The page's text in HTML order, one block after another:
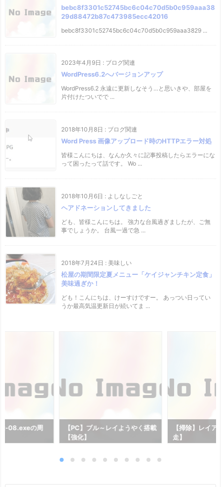
bebc8f3301c52745bc6c04c70d5b0c959aaa38
29d88472b87c473985ecc42016
bebc8f3301c52745bc6c04c70d5b0c959aaa3829 ...
2023年4月9日 : ブログ関連
WordPress6.2へバージョンアップ
WordPress6.2 永遠に更新しなそう…と思いきや、部屋を
片付けたついでで ...
2018年10月8日 : ブログ関連
Word Press 画像アップロード時のHTTPエラー対処
皆様こんにちは、なんか久々に記事投稿したらエラーにな
って困ったって話です。 Wo ...
2018年10月6日 : よしなしごと
ヘアドネーションしてきました
ども、皆様こんにちは。 強力な台風過ぎましたが、ご無
事でしょうか。 台風一過で急 ...
2018年7月24日 : 美味しい
松屋の期間限定夏メニュー「ケイジャンチキン定食」
美味過ぎか！
ども！こんにちは、けーすけですー。 あっつい日ってい
うか最高気温更新日が続いてま ...
08.exeの周
【PC】ブル～レイようやく搭載
【強化】
【掃除】レイ
走】